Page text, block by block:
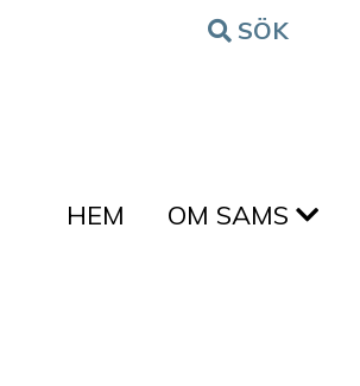
Hoppa till innehålletSÖK
HEM OM SAMS